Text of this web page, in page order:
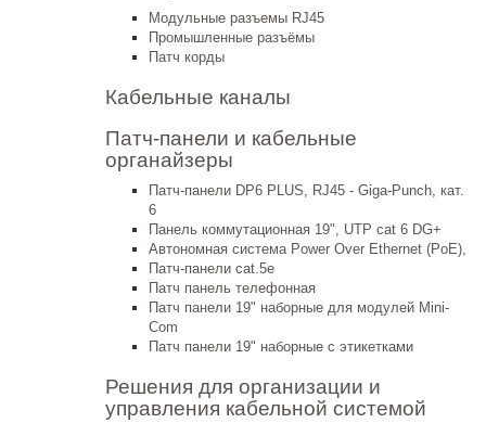
Модульные разъемы RJ45
Промышленные разъёмы
Патч корды
Кабельные каналы
Патч-панели и кабельные
органайзеры
Патч-панели DP6 PLUS, RJ45 - Giga-Punch, кат.
6
Панель коммутационная 19", UTP cat 6 DG+
Автономная система Power Over Ethernet (PoE),
Патч-панели cat.5e
Патч панель телефонная
Патч панели 19" наборные для модулей Mini-
Com
Патч панели 19" наборные с этикетками
Решения для организации и
управления кабельной системой